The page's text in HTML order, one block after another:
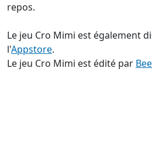
repos.
Le jeu Cro Mimi est également
l'Appstore.
Le jeu Cro Mimi est édité par